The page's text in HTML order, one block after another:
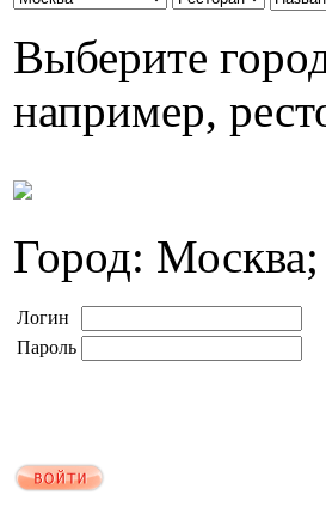
Выберите
например,
Город: Москва;
Логин
Пароль